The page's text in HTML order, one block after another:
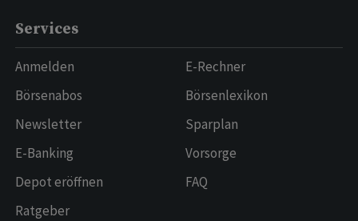
Services
Anmelden
Börsenabos
Newsletter
E-Banking
Depot eröffnen
Ratgeber
E-Rechner
Börsenlexikon
Sparplan
Vorsorge
FAQ